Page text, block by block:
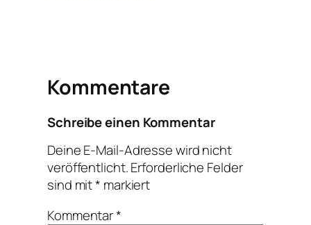
Kommentare
Schreibe einen Kommentar
Deine E-Mail-Adresse wird nicht
veröffentlicht.Erforderliche Felder
sind mit* markiert
Kommentar*